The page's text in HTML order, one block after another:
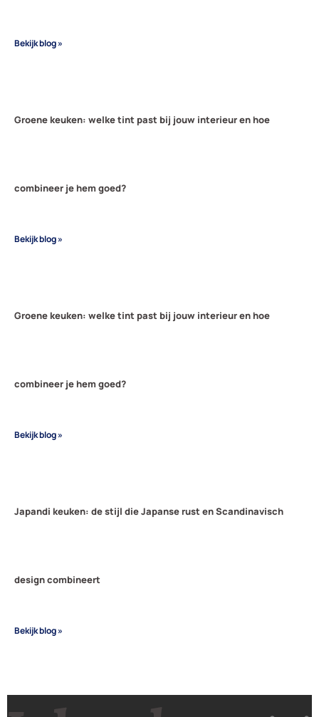
Bekijk blog »
Groene keuken: welke tint past bij jouw interieur en hoe
combineer je hem goed?
Bekijk blog »
Groene keuken: welke tint past bij jouw interieur en hoe
combineer je hem goed?
Bekijk blog »
Japandi keuken: de stijl die Japanse rust en Scandinavisch
design combineert
Bekijk blog »